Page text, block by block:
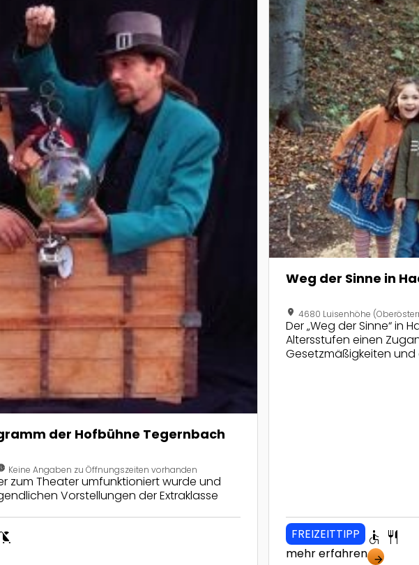
der Hofbühne Tegernbach
Keine Angaben zu Öffnungszeiten vorhanden
zum Theater umfunktioniert wurde und
Vorstellungen der Extraklasse
child_friendly
Weg der Sinne in
location_on 4680 Luisenhöhe
Der „Weg der Sinne“ in
Altersstufen einen
Gesetzmäßigkeiten und
FREIZEITTIPP accessible restaurant
mehr erfahren arrow_forward